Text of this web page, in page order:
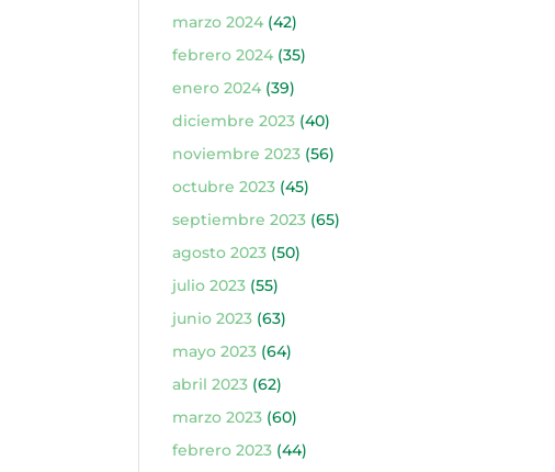
marzo 2024(42)
febrero 2024(35)
enero 2024(39)
diciembre 2023(40)
noviembre 2023(56)
octubre 2023(45)
septiembre 2023(65)
agosto 2023(50)
julio 2023(55)
junio 2023(63)
mayo 2023(64)
abril 2023(62)
marzo 2023(60)
febrero 2023(44)